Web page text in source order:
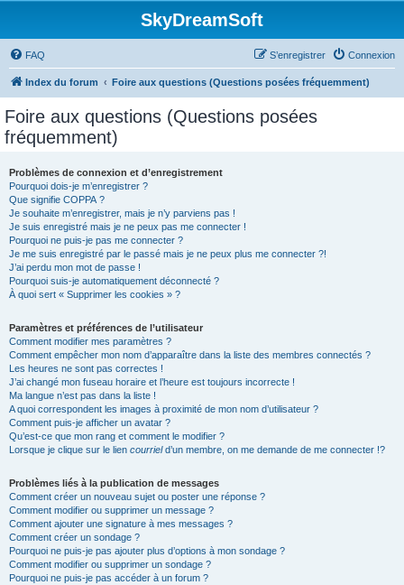
SkyDreamSoft
FAQ Connexion
S’enregistrer
Index du forum Foire aux questions (Questions posées fréquemment)
Foire aux questions (Questions posées
fréquemment)
Problèmes de connexion et d’enregistrement
Pourquoi dois-je m’enregistrer ?
Que signifie COPPA ?
Je souhaite m’enregistrer, mais je n’y parviens pas !
Je suis enregistré mais je ne peux pas me connecter !
Pourquoi ne puis-je pas me connecter ?
Je me suis enregistré par le passé mais je ne peux plus me connecter ?!
J’ai perdu mon mot de passe !
Pourquoi suis-je automatiquement déconnecté ?
À quoi sert « Supprimer les cookies » ?
Paramètres et préférences de l’utilisateur
Comment modifier mes paramètres ?
Comment empêcher mon nom d’apparaître dans la liste des membres connectés ?
Les heures ne sont pas correctes !
J’ai changé mon fuseau horaire et l’heure est toujours incorrecte !
Ma langue n’est pas dans la liste !
A quoi correspondent les images à proximité de mon nom d’utilisateur ?
Comment puis-je afficher un avatar ?
Qu’est-ce que mon rang et comment le modifier ?
Lorsque je clique sur le lien courrield’un membre, on me demande de me connecter !?
Problèmes liés à la publication de messages
Comment créer un nouveau sujet ou poster une réponse ?
Comment modifier ou supprimer un message ?
Comment ajouter une signature à mes messages ?
Comment créer un sondage ?
Pourquoi ne puis-je pas ajouter plus d’options à mon sondage ?
Comment modifier ou supprimer un sondage ?
Pourquoi ne puis-je pas accéder à un forum ?